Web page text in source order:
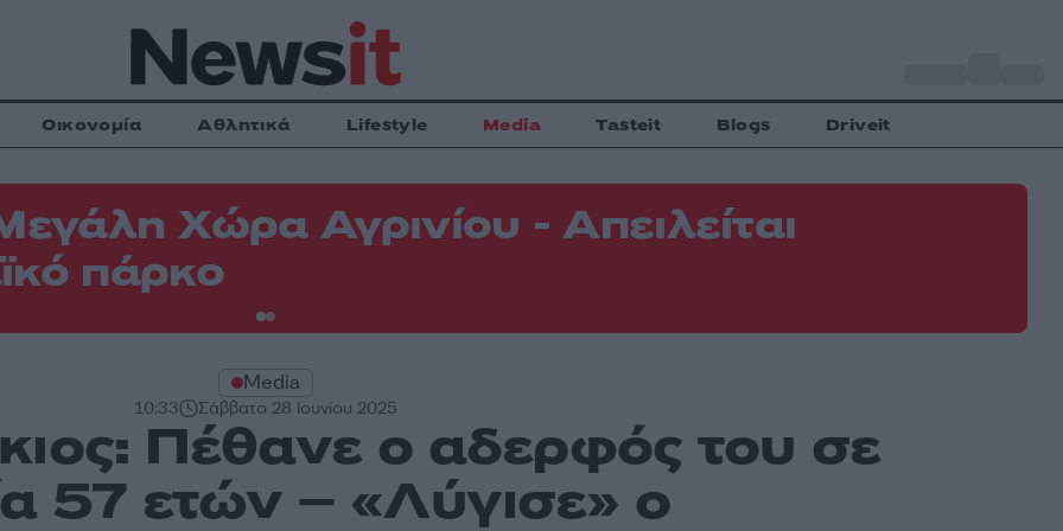
Οικονομία Αθλητικά Lifestyle Media Tasteit Blogs Driveit
Χώρα Αγρινίου - Απειλείται
πάρκο
Media
10:33 Σάββατο 28 Ιουνίου 2025
Πέθανε ο αδερφός του σε
57 ετών – «Λύγισε» ο